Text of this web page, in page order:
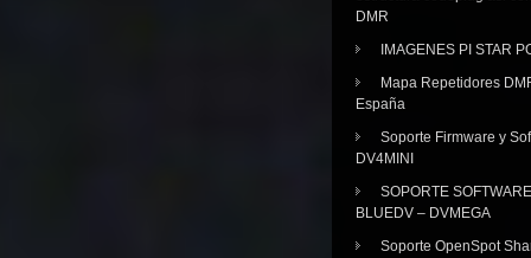
DMR
IMAGENES PI STAR
Mapa Repetidores
España
Soporte Firmware y
DV4MINI
SOPORTE SOFTWARE
BLUEDV – DVMEGA
Soporte OpenSpot